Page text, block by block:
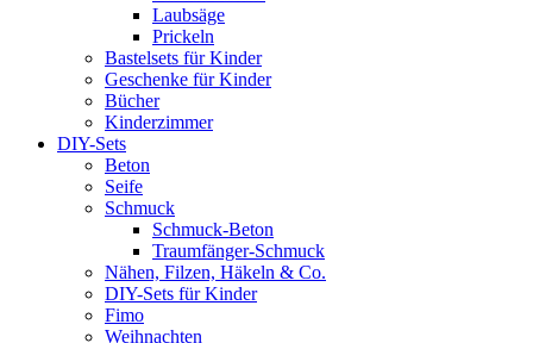
Laubsäge
Prickeln
Bastelsets für Kinder
Geschenke für Kinder
Bücher
Kinderzimmer
DIY-Sets
Beton
Seife
Schmuck
Schmuck-Beton
Traumfänger-Schmuck
Nähen, Filzen, Häkeln & Co.
DIY-Sets für Kinder
Fimo
Weihnachten